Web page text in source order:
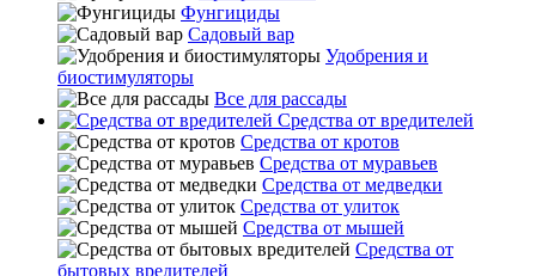
Фунгициды
Садовый вар
Удобрения и
биостимуляторы
Все для рассады
Средства от вредителей
Средства от кротов
Средства от муравьев
Средства от медведки
Средства от улиток
Средства от мышей
Средства от
бытовых вредителей